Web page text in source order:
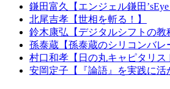
鎌田富久【エンジェル鎌田’sEye
北尾吉孝【世相を斬る！】
鈴木康弘【デジタルシフトの教
孫泰蔵【孫泰蔵のシリコンバレ
村口和孝【日の丸キャピタリス
安岡定子【『論語』を実践に活